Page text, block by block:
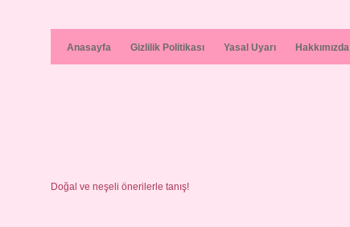
Anasayfa Gizlilik Politikası Yasal Uyarı Hakkımızda
Doğal ve neşeli önerilerle tanış!